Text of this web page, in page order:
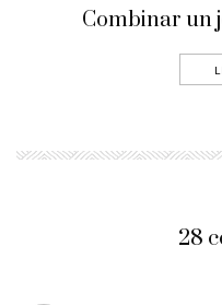
Combinar un
28